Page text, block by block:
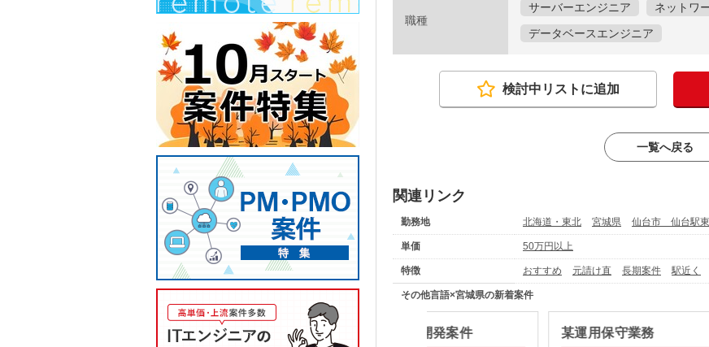
職種
サーバーエンジニア ネットワ
データベースエンジニア
検討中リストに追加
一覧へ戻る
関連リンク
勤務地 北海道・東北 宮城県 仙台市 仙台駅
単価 50万円以上
特徴 おすすめ 元請け直 長期案件 駅近く
その他言語×宮城県の新着案件
【Angular.js、Typescript】業
【Unity】ゲーム開発案件 某運用保守業務